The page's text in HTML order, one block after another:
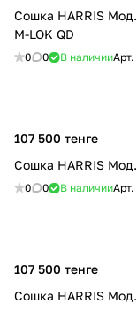
Сошка HARRIS
M-LOK QD
0 0 В наличииАрт.
107 500 тенге
Сошка HARRIS
0 0 В наличииАрт.
107 500 тенге
Сошка HARRIS Мод.